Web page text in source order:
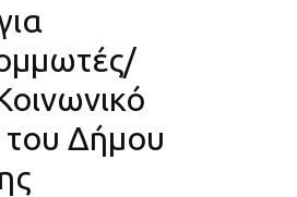
Δήμου